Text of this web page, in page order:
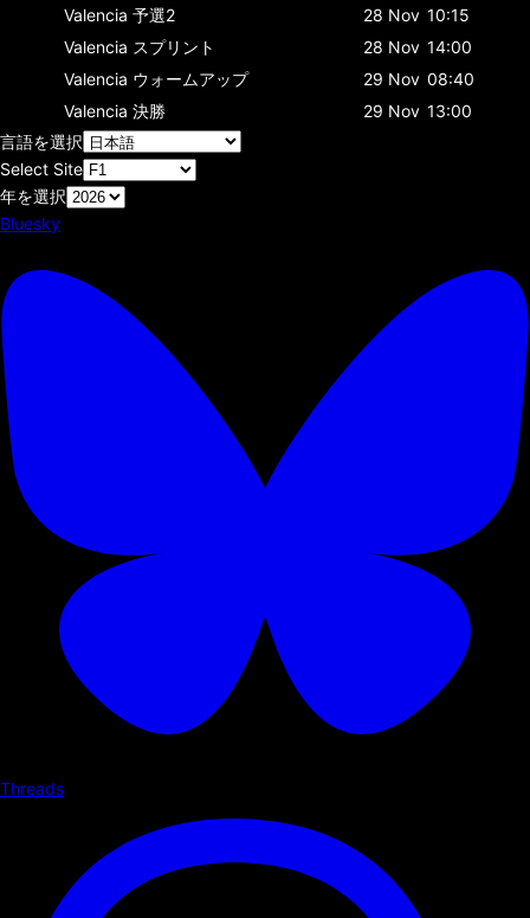
Valencia 予選2 28 Nov 10:15
Valencia スプリント 28 Nov 14:00
Valencia ウォームアップ 29 Nov 08:40
Valencia 決勝 29 Nov 13:00
言語を選択
Select Site
年を選択
Bluesky
Threads